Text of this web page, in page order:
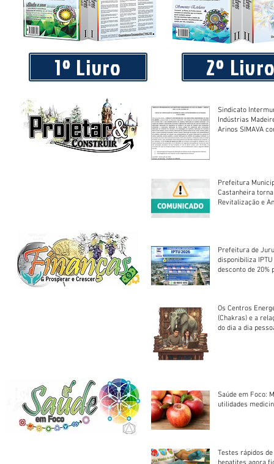
Piá Lava Jato, de Juara, torna público que requereu
Instalação e Operação
1º Livro 2º
Sindicato
Indústrias
Arinos SIMAVA convoca à
Prefeitura
Castanheira
Revitalização e
Prefeitura de
disponibiliza
desconto de 20%
Os Centros
(Chakras) e a
do dia a dia
Saúde em Foco:
utilidades
Testes rápidos